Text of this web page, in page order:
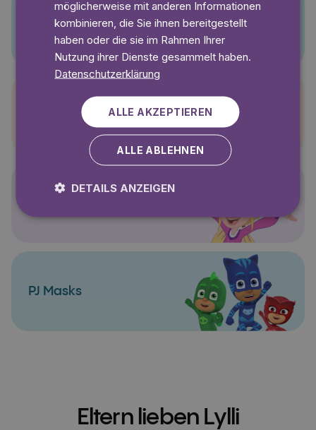
Pettersson und Findus
PJ Masks
Eltern lieben Lylli
möglicherweise mit anderen Informationen
kombinieren, die Sie ihnen bereitgestellt
haben oder die sie im Rahmen Ihrer
Nutzung ihrer Dienste gesammelt haben.
Datenschutzerklärung
ALLE AKZEPTIEREN
ALLE ABLEHNEN
DETAILS ANZEIGEN